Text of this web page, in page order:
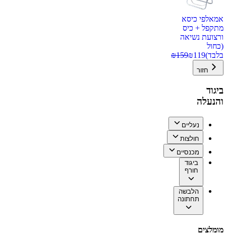
אמאלפי כיסא
מתקפל + כיס
ורצועת נשיאה
(כחול
בלבד)
₪119
₪159
חזור
ביגוד
והנעלה
נעליים
חולצות
מכנסיים
ביגוד
חורף
הלבשה
תחתונה
מומלצים